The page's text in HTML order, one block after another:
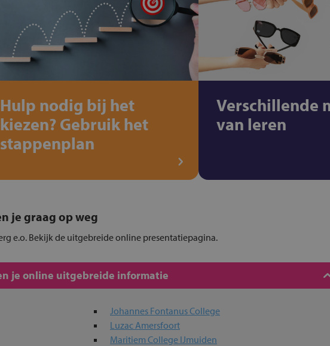
Hulp nodig bij het
kiezen? Gebruik het
stappenplan
Verschillende
van leren
je graag op weg
e.o. Bekijk de uitgebreide online presentatiepagina.
je online uitgebreide informatie
Johannes Fontanus College
Luzac Amersfoort
Maritiem College IJmuiden